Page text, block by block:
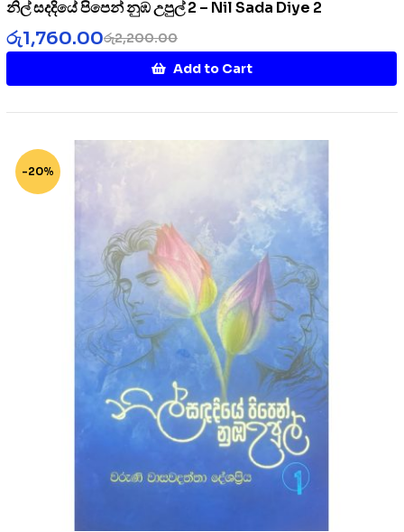
නිල් සදදියේ පිපෙන් නුඹ උපුල් 2 – Nil Sada Diye 2
රු2,200.00
රු1,760.00
Add to Cart
-20%